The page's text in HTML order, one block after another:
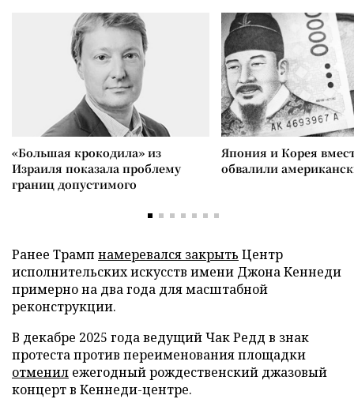
«Большая крокодила» из
Израиля показала проблему
границ допустимого
Япония и Корея
обвалили
Ранее Трамп намеревался закрыть Центр
исполнительских искусств имени Джона Кеннеди
примерно на два года для масштабной
реконструкции.
В декабре 2025 года ведущий Чак Редд в знак
протеста против переименования площадки
отменил ежегодный рождественский джазовый
концерт в Кеннеди-центре.